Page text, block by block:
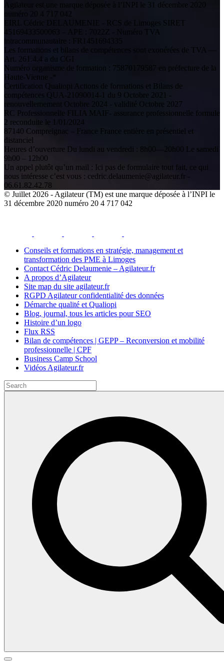
Agilateur est une marque déposée à l’INPI le 31 décembre 2020
numéro 20 4 717 042
EIRL Cédric DELAUMENIE - RCS de Limoges SIRET
45169433500063 – APE : 7022Z - Numéro TVA
intracommunautaire : FR1451694335
Les formations et bilans de compétences sont exonérées de TVA —
Art. 261.4.4 a du CGI
Numéro organisme de formation : 75870179587 en préfecture de la
Haute-Vienne -*
Certification Qualiopi Actions de formations et Bilans de
compétences QUA-21090014-1 du 9 Octobre 2021 -
renouvellemement Octobre 2024 - validité Octobre 2027
RC Professionnelle FILIA MAIF- assurance professionnelle formule
2 reconduite le 1/01/2024
87140 Compreignac – France France entière en présentiel et
distanciel
Heures d’ouverture Du lundi au vendredi : 8h00—20h00 Le samedi
9h00 – 12h00
Un appel plutôt qu’un mail : Ici pas de formulaire tout fait, ce qui
nous intéresse c’est vous : cedric.delaumenie@agilateur.fr -
06.61.82.42.78
© Juillet 2026 - Agilateur (TM) est une marque déposée à l’INPI le
31 décembre 2020 numéro 20 4 717 042
Conseils et formations en stratégie, management et
transformation des PME à Limoges
Contact Cédric Delaumenie – Agilateur.fr
A propos d’Agilateur
Site map du site agilateur.fr
RGPD Agilateur confidentialité des données
Démarche qualité et Qualiopi
Blog, journal, tous les articles pour SEO
Histoire d’un logo
Flux RSS
Bilan de compétences | GEPP – Reconversion et mobilité
professionnelle | CPF
Business Camp School
Vidéos Agilateur.fr
Search
Search